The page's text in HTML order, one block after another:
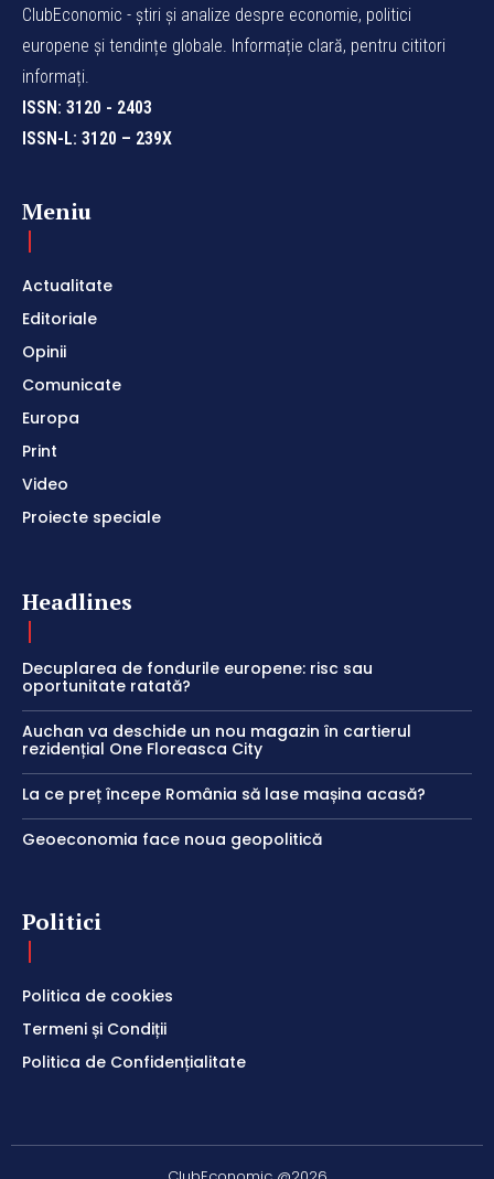
ClubEconomic - știri și analize despre economie, politici
europene și tendințe globale. Informație clară, pentru cititori
informați.
ISSN: 3120 - 2403
ISSN-L: 3120 – 239X
Meniu
Actualitate
Editoriale
Opinii
Comunicate
Europa
Print
Video
Proiecte speciale
Headlines
Decuplarea de fondurile europene: risc sau
oportunitate ratată?
Auchan va deschide un nou magazin în cartierul
rezidențial One Floreasca City
La ce preț începe România să lase mașina acasă?
Geoeconomia face noua geopolitică
Politici
Politica de cookies
Termeni și Condiții
Politica de Confidențialitate